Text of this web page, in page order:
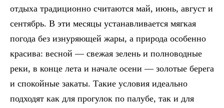
отдыха традиционно считаются май, июнь, август и
сентябрь. В эти месяцы устанавливается мягкая
погода без изнуряющей жары, а природа особенно
красива: весной — свежая зелень и полноводные
реки, в конце лета и начале осени — золотые берега
и спокойные закаты. Такие условия идеально
подходят как для прогулок по палубе, так и для